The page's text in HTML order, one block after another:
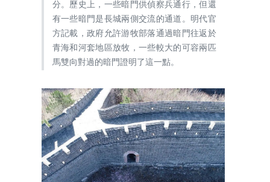
分。歷史上，一些暗門供偵察兵通行，但還
有一些暗門是長城兩側交流的通道。明代官
方記載，政府允許游牧部落通過暗門往返於
青海和河套地區放牧，一些較大的可容兩匹
馬雙向對過的暗門證明了這一點。